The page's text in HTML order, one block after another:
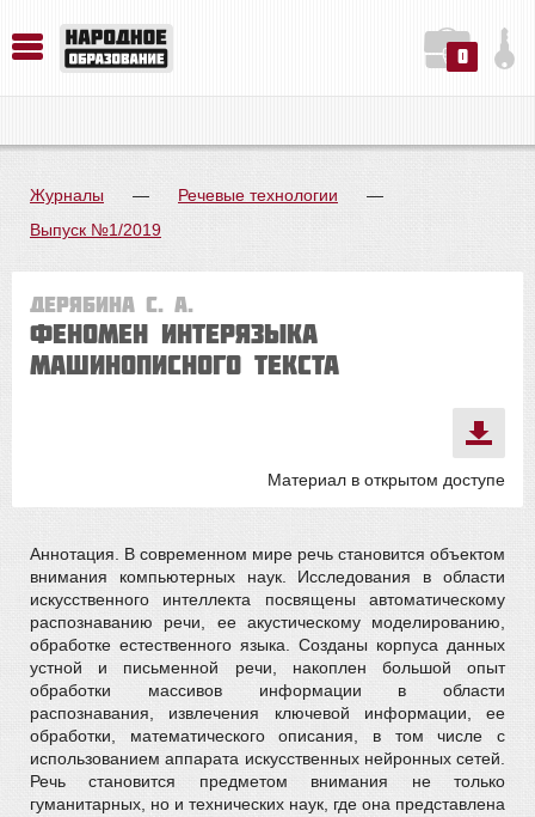
0
Журналы — Речевые технологии
—
Выпуск №1/2019
Дерябина С. А.
Феномен интерязыка
машинописного текста
Материал в открытом доступе
Аннотация. В современном мире речь становится объектом
внимания компьютерных наук. Исследования в области
искусственного интеллекта посвящены автоматическому
распознаванию речи, ее акустическому моделированию,
обработке естественного языка. Созданы корпуса данных
устной и письменной речи, накоплен большой опыт
обработки массивов информации в области
распознавания, извлечения ключевой информации, ее
обработки, математического описания, в том числе с
использованием аппарата искусственных нейронных сетей.
Речь становится предметом внимания не только
гуманитарных, но и технических наук, где она представлена